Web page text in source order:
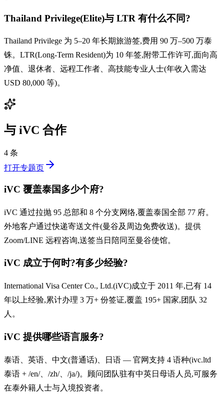
Thailand Privilege(Elite)与 LTR 有什么不同?
Thailand Privilege 为 5–20 年长期旅游签,费用 90 万–500 万泰
铢。LTR(Long-Term Resident)为 10 年签,附带工作许可,面向高
净值、退休者、远程工作者、高技能专业人士(年收入需达
USD 80,000 等)。
与 iVC 合作
4 条
打开专题页
iVC 覆盖泰国多少个府?
iVC 通过拉抛 95 总部和 8 个分支网络,覆盖泰国全部 77 府。
外地客户通过快递寄送文件(曼谷及周边免费收送)。提供
Zoom/LINE 远程咨询,送签当日陪同至曼谷使馆。
iVC 成立于何时?有多少经验?
International Visa Center Co., Ltd.(iVC)成立于 2011 年,已有 14
年以上经验,累计办理 3 万+ 份签证,覆盖 195+ 国家,团队 32
人。
iVC 提供哪些语言服务?
泰语、英语、中文(普通话)、日语 — 官网支持 4 语种(ivc.ltd
泰语 + /en/、/zh/、/ja/)。顾问团队驻有中英日母语人员,可服务
在泰外籍人士与入境投资者。